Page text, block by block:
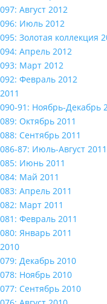
097: Август 2012
096: Июль 2012
095: Золотая коллекция
094: Апрель 2012
093: Март 2012
092: Февраль 2012
2011
090-91: Ноябрь-Декабрь
089: Октябрь 2011
088: Сентябрь 2011
086-87: Июль-Август 2011
085: Июнь 2011
084: Май 2011
083: Апрель 2011
082: Март 2011
081: Февраль 2011
080: Январь 2011
2010
079: Декабрь 2010
078: Ноябрь 2010
077: Сентябрь 2010